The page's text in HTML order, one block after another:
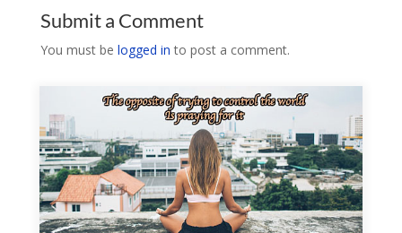
Submit a Comment
You must be logged in to post a comment.